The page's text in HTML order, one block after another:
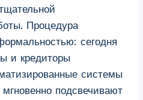
Процедура
сегодня
и кредиторы
системы
подсвечивают